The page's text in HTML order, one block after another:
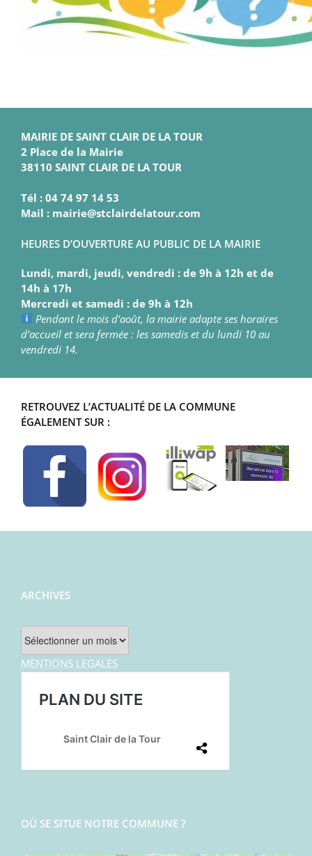
MAIRIE DE SAINT CLAIR DE LA TOUR
2 Place de la Mairie
38110 SAINT CLAIR DE LA TOUR
Tél : 04 74 97 14 53
Mail : mairie@stclairdelatour.com
HEURES D’OUVERTURE AU PUBLIC DE LA MAIRIE
Lundi, mardi, jeudi, vendredi : de 9h à 12h et de
14h à 17h
Mercredi et samedi : de 9h à 12h
Pendant le mois d’août, la mairie adapte ses horaires
d’accueil et sera fermée : les samedis et du lundi 10 au
vendredi 14.
RETROUVEZ L’ACTUALITÉ DE LA COMMUNE
ÉGALEMENT SUR :
ARCHIVES
Archives
MENTIONS LEGALES
OÙ SE SITUE NOTRE COMMUNE ?